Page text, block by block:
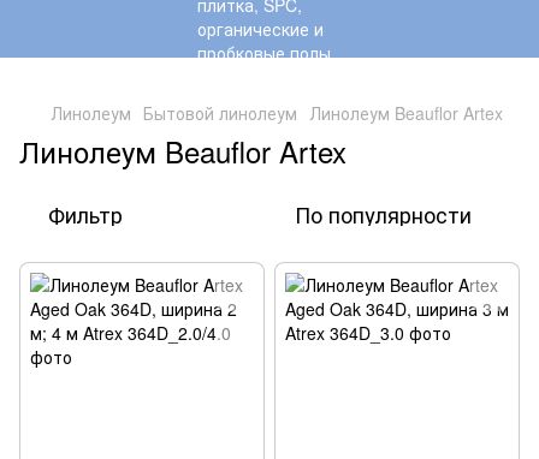
Линолеум Бытовой линолеум Линолеум Beauflor Artex
Линолеум Beauflor Artex
Фильтр По популярности